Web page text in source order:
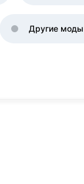
Другие моды